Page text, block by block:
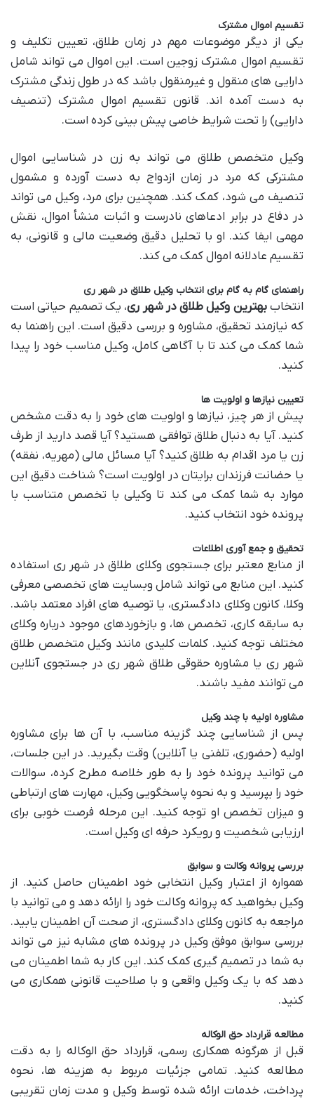
تقسیم اموال مشترک
یکی از دیگر موضوعات مهم در زمان طلاق، تعیین تکلیف و
تقسیم اموال مشترک زوجین است. این اموال می تواند شامل
دارایی های منقول و غیرمنقول باشد که در طول زندگی مشترک
به دست آمده اند. قانون تقسیم اموال مشترک (تنصیف
دارایی) را تحت شرایط خاصی پیش بینی کرده است.
وکیل متخصص طلاق می تواند به زن در شناسایی اموال
مشترکی که مرد در زمان ازدواج به دست آورده و مشمول
تنصیف می شود، کمک کند. همچنین برای مرد، وکیل می تواند
در دفاع در برابر ادعاهای نادرست و اثبات منشأ اموال، نقش
مهمی ایفا کند. او با تحلیل دقیق وضعیت مالی و قانونی، به
تقسیم عادلانه اموال کمک می کند.
راهنمای گام به گام برای انتخاب وکیل طلاق در شهر ری
انتخاببهترین وکیل طلاق در شهر ری، یک تصمیم حیاتی است
که نیازمند تحقیق، مشاوره و بررسی دقیق است. این راهنما به
شما کمک می کند تا با آگاهی کامل، وکیل مناسب خود را پیدا
کنید.
تعیین نیازها و اولویت ها
پیش از هر چیز، نیازها و اولویت های خود را به دقت مشخص
کنید. آیا به دنبال طلاق توافقی هستید؟ آیا قصد دارید از طرف
زن یا مرد اقدام به طلاق کنید؟ آیا مسائل مالی (مهریه، نفقه)
یا حضانت فرزندان برایتان در اولویت است؟ شناخت دقیق این
موارد به شما کمک می کند تا وکیلی با تخصص متناسب با
پرونده خود انتخاب کنید.
تحقیق و جمع آوری اطلاعات
از منابع معتبر برای جستجوی وکلای طلاق در شهر ری استفاده
کنید. این منابع می تواند شامل وبسایت های تخصصی معرفی
وکلا، کانون وکلای دادگستری، یا توصیه های افراد معتمد باشد.
به سابقه کاری، تخصص ها، و بازخوردهای موجود درباره وکلای
مختلف توجه کنید. کلمات کلیدی مانند وکیل متخصص طلاق
شهر ری یا مشاوره حقوقی طلاق شهر ری در جستجوی آنلاین
می توانند مفید باشند.
مشاوره اولیه با چند وکیل
پس از شناسایی چند گزینه مناسب، با آن ها برای مشاوره
اولیه (حضوری، تلفنی یا آنلاین) وقت بگیرید. در این جلسات،
می توانید پرونده خود را به طور خلاصه مطرح کرده، سوالات
خود را بپرسید و به نحوه پاسخگویی وکیل، مهارت های ارتباطی
و میزان تخصص او توجه کنید. این مرحله فرصت خوبی برای
ارزیابی شخصیت و رویکرد حرفه ای وکیل است.
بررسی پروانه وکالت و سوابق
همواره از اعتبار وکیل انتخابی خود اطمینان حاصل کنید. از
وکیل بخواهید که پروانه وکالت خود را ارائه دهد و می توانید با
مراجعه به کانون وکلای دادگستری، از صحت آن اطمینان یابید.
بررسی سوابق موفق وکیل در پرونده های مشابه نیز می تواند
به شما در تصمیم گیری کمک کند. این کار به شما اطمینان می
دهد که با یک وکیل واقعی و با صلاحیت قانونی همکاری می
کنید.
مطالعه قرارداد حق الوکاله
قبل از هرگونه همکاری رسمی، قرارداد حق الوکاله را به دقت
مطالعه کنید. تمامی جزئیات مربوط به هزینه ها، نحوه
پرداخت، خدمات ارائه شده توسط وکیل و مدت زمان تقریبی